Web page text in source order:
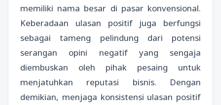
memiliki nama besar di pasar konvensional.
Keberadaan ulasan positif juga berfungsi
sebagai tameng pelindung dari potensi
serangan opini negatif yang sengaja
diembuskan oleh pihak pesaing untuk
menjatuhkan reputasi bisnis. Dengan
demikian, menjaga konsistensi ulasan positif